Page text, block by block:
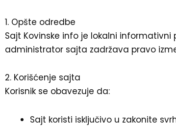
1. Opšte odredbe
Sajt Kovinske info je lokalni
administrator sajta zadržava pravo
2. Korišćenje sajta
Korisnik se obavezuje da:
Sajt koristi isključivo u zakonite